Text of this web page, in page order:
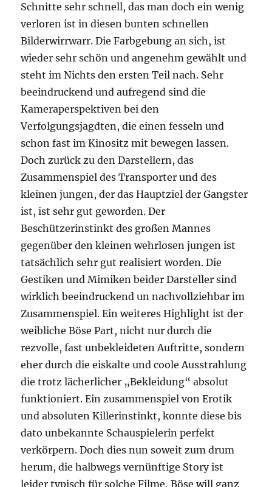
Schnitte sehr schnell, das man doch ein wenig
verloren ist in diesen bunten schnellen
Bilderwirrwarr. Die Farbgebung an sich, ist
wieder sehr schön und angenehm gewählt und
steht im Nichts den ersten Teil nach. Sehr
beeindruckend und aufregend sind die
Kameraperspektiven bei den
Verfolgungsjagdten, die einen fesseln und
schon fast im Kinositz mit bewegen lassen.
Doch zurück zu den Darstellern, das
Zusammenspiel des Transporter und des
kleinen jungen, der das Hauptziel der Gangster
ist, ist sehr gut geworden. Der
Beschützerinstinkt des großen Mannes
gegenüber den kleinen wehrlosen jungen ist
tatsächlich sehr gut realisiert worden. Die
Gestiken und Mimiken beider Darsteller sind
wirklich beeindruckend un nachvollziehbar im
Zusammenspiel. Ein weiteres Highlight ist der
weibliche Böse Part, nicht nur durch die
rezvolle, fast unbekleideten Auftritte, sondern
eher durch die eiskalte und coole Ausstrahlung
die trotz lächerlicher „Bekleidung“ absolut
funktioniert. Ein zusammenspiel von Erotik
und absoluten Killerinstinkt, konnte diese bis
dato unbekannte Schauspielerin perfekt
verkörpern. Doch dies nun soweit zum drum
herum, die halbwegs vernünftige Story ist
leider typisch für solche Filme, Böse will ganz